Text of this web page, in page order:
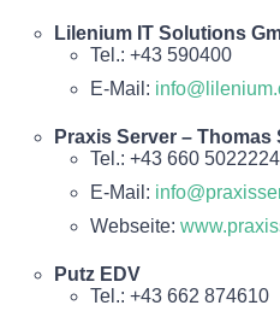
Lilenium IT Solutions
Tel.: +43 590400
E-Mail:
Praxis Server – Thomas
Tel.: +43 660 5022224
E-Mail:
Webseite:
Putz EDV
Tel.: +43 662 874610